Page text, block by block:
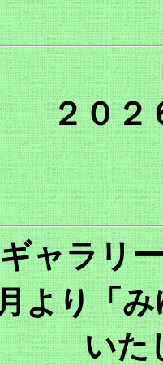
２０２
ャラリ
より「
いた